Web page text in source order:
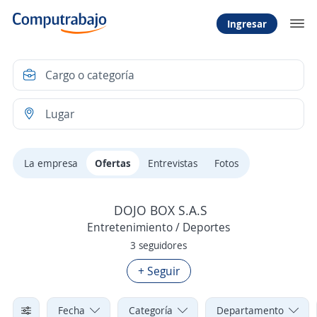
Ingresar
La empresa Ofertas Entrevistas Fotos
DOJO BOX S.A.S
Entretenimiento / Deportes
3 seguidores
+ Seguir
Fecha Categoría Departamento